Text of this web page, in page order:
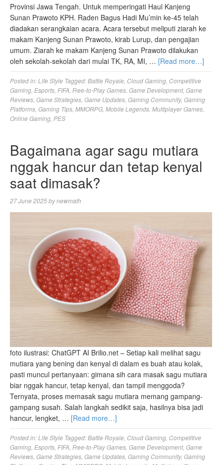
Provinsi Jawa Tengah. Untuk memperingati Haul Kanjeng
Sunan Prawoto KPH. Raden Bagus Hadi Mu’min ke-45 telah
diadakan serangkaian acara. Acara tersebut meliputi ziarah ke
makam Kanjeng Sunan Prawoto, kirab Lurup, dan pengajian
umum. Ziarah ke makam Kanjeng Sunan Prawoto dilakukan
oleh sekolah-sekolah dari mulai TK, RA, MI, … [Read more…]
Posted in:Life Style Tagged:Battle Royale Cloud Gaming Competitive
Gaming Esports FIFA Free-to-Play Games Game Development, Game
Reviews Game Strategies Game Updates Gaming Community, Gaming
Platforms Gaming Tips MMORPG Mobile Legends Multiplayer Games
Online Gaming PES
Bagaimana agar sagu mutiara
nggak hancur dan tetap kenyal
saat dimasak?
27 June 2025bynewmath
foto ilustrasi: ChatGPT AI Brilio.net – Setiap kali melihat sagu
mutiara yang bening dan kenyal di dalam es buah atau kolak,
pasti muncul pertanyaan: gimana sih cara masak sagu mutiara
biar nggak hancur, tetap kenyal, dan tampil menggoda?
Ternyata, proses memasak sagu mutiara memang gampang-
gampang susah. Salah langkah sedikit saja, hasilnya bisa jadi
hancur, lengket, … [Read more…]
Posted in:Life Style Tagged:Battle Royale Cloud Gaming Competitive
Gaming Esports FIFA Free-to-Play Games Game Development, Game
Reviews Game Strategies Game Updates Gaming Community, Gaming